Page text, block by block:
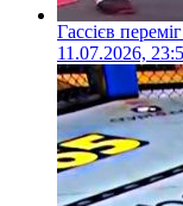
Гассієв
11.07.2026,